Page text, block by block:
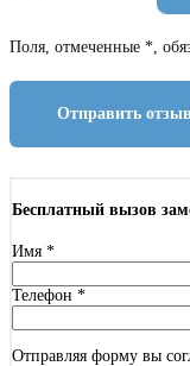
Поля, отмеченные *,
Отправить отзыв
Бесплатный вызов
Имя *
Телефон *
Отправляя форму вы